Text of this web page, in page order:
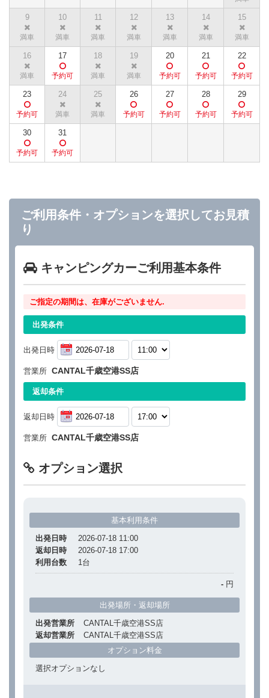
9 10 11 12 13 14 15
16 17 18 19 20 21 22
23 24 25 26 27 28 29
30 31
ご利用条件・オプションを選択してお見積
り
キャンピングカーご利用基本条件
ご指定の期間は、在庫がございません.
出発条件
出発日時
営業所 CANTAL千歳空港SS店
返却条件
返却日時
営業所 CANTAL千歳空港SS店
オプション選択
基本利用条件
出発日時
2026-07-18 11:00
返却日時
2026-07-18 17:00
利用台数
1台
- 円
出発場所・返却場所
出発営業所
CANTAL千歳空港SS店
返却営業所
CANTAL千歳空港SS店
オプション料金
選択オプションなし